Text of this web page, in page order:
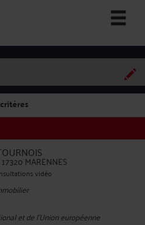
MARENNES
vidéo
et de l'Union européenne